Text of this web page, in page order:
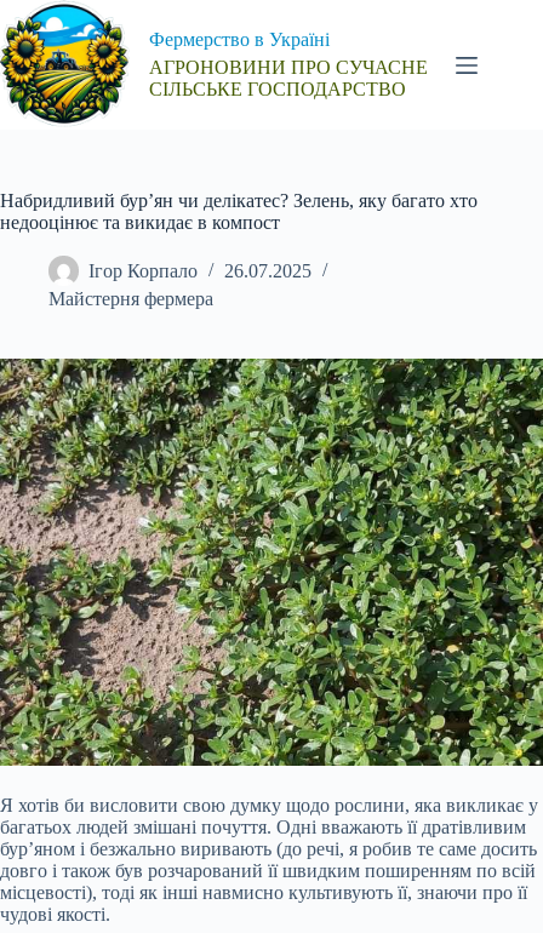
Перейти
до
вмісту
Фермерство в Україні
АГРОНОВИНИ ПРО СУЧАСНЕ
СІЛЬСЬКЕ ГОСПОДАРСТВО
Набридливий бур’ян чи делікатес? Зелень, яку багато хто
недооцінює та викидає в компост
Ігор Корпало
26.07.2025
Майстерня фермера
Я хотів би висловити свою думку щодо рослини, яка викликає у
багатьох людей змішані почуття. Одні вважають її дратівливим
бур’яном і безжально виривають (до речі, я робив те саме досить
довго і також був розчарований її швидким поширенням по всій
місцевості), тоді як інші навмисно культивують її, знаючи про її
чудові якості.